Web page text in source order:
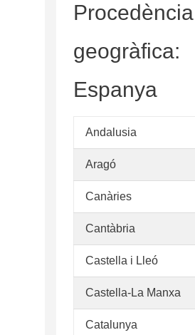
Procedència
geogràfica:
Espanya
Andalusia
Aragó
Canàries
Cantàbria
Castella i Lleó
Castella-La Manxa
Catalunya